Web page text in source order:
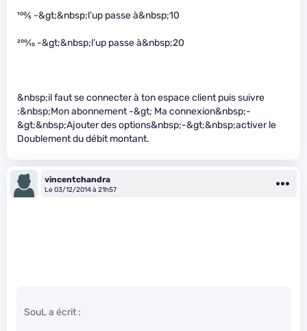
100⁄5 -&gt;&nbsp;l’up passe à&nbsp;10
200⁄10 -&gt;&nbsp;l’up passe à&nbsp;20
&nbsp;il faut se connecter à ton espace client puis suivre
:&nbsp;Mon abonnement -&gt; Ma connexion&nbsp;-
&gt;&nbsp;Ajouter des options&nbsp;-&gt;&nbsp;activer le
Doublement du débit montant.
vincentchandra
Le 03/12/2014 à 21h57
SouL a écrit :